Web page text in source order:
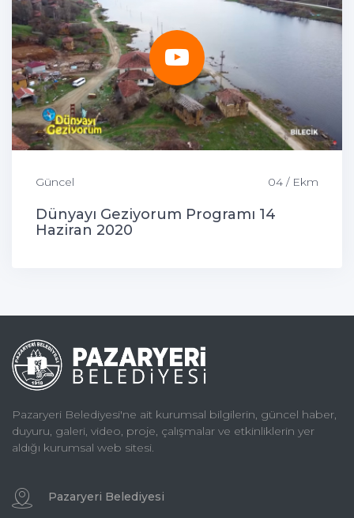
Güncel 04 / Ekm
Dünyayı Geziyorum Programı 14
Haziran 2020
Pazaryeri Belediyesi'ne ait kurumsal bilgilerin, güncel haber,
duyuru, galeri, video, proje, çalışmalar ve etkinliklerin yer
aldığı kurumsal web sitesi.
Pazaryeri Belediyesi